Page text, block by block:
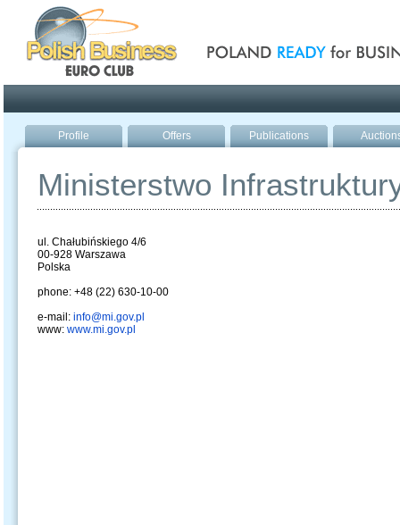
Profile Offers Publications
Ministerstwo
ul. Chałubińskiego 4/6
00-928 Warszawa
Polska
phone: +48 (22) 630-10-00
e-mail: info@mi.gov.pl
www: www.mi.gov.pl